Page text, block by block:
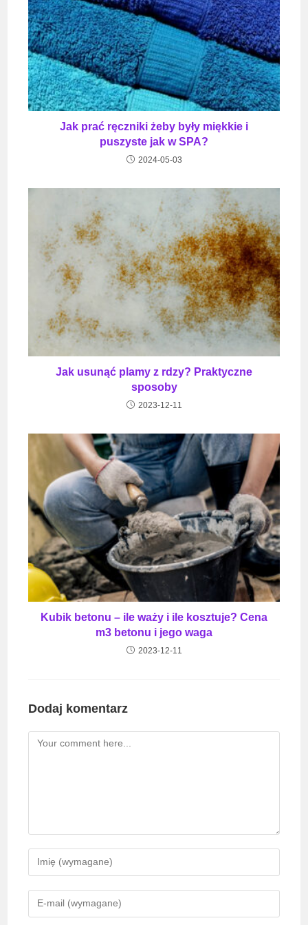
Jak prać ręczniki żeby były miękkie i
puszyste jak w SPA?
2024-05-03
Jak usunąć plamy z rdzy? Praktyczne
sposoby
2023-12-11
Kubik betonu – ile waży i ile kosztuje? Cena
m3 betonu i jego waga
2023-12-11
Dodaj komentarz
Comment
Enter
your
name
Enter
your